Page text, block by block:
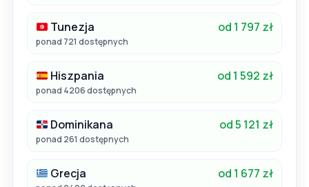
Tunezja od 1 797 zł
ponad 721 dostępnych
Hiszpania od 1 592 zł
ponad 4206 dostępnych
Dominikana od 5 121 zł
ponad 261 dostępnych
Grecja od 1 677 zł